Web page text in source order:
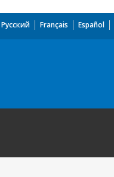
Español
Français
Русский